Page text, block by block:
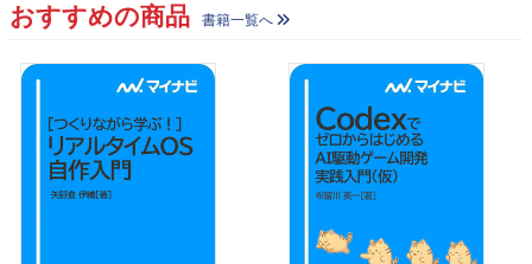
おすすめの商品 書籍一覧へ